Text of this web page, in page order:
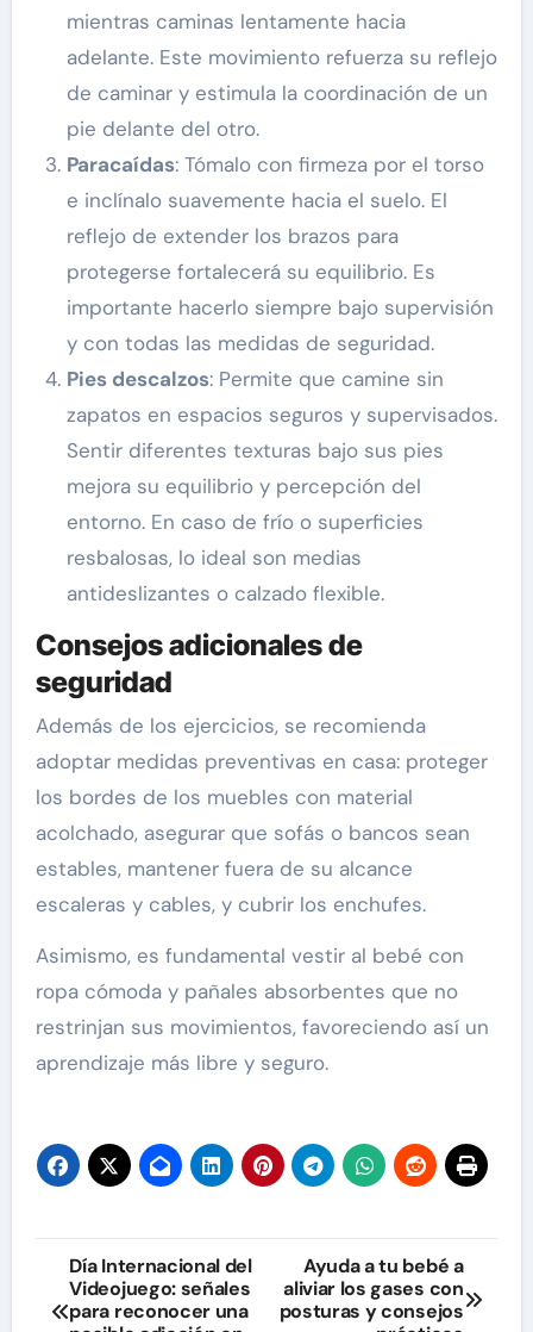
mientras caminas lentamente hacia
adelante. Este movimiento refuerza su reflejo
de caminar y estimula la coordinación de un
pie delante del otro.
Paracaídas: Tómalo con firmeza por el torso
e inclínalo suavemente hacia el suelo. El
reflejo de extender los brazos para
protegerse fortalecerá su equilibrio. Es
importante hacerlo siempre bajo supervisión
y con todas las medidas de seguridad.
Pies descalzos: Permite que camine sin
zapatos en espacios seguros y supervisados.
Sentir diferentes texturas bajo sus pies
mejora su equilibrio y percepción del
entorno. En caso de frío o superficies
resbalosas, lo ideal son medias
antideslizantes o calzado flexible.
Consejos adicionales de
seguridad
Además de los ejercicios, se recomienda
adoptar medidas preventivas en casa: proteger
los bordes de los muebles con material
acolchado, asegurar que sofás o bancos sean
estables, mantener fuera de su alcance
escaleras y cables, y cubrir los enchufes.
Asimismo, es fundamental vestir al bebé con
ropa cómoda y pañales absorbentes que no
restrinjan sus movimientos, favoreciendo así un
aprendizaje más libre y seguro.
Navegación
de
Día Internacional del
Videojuego: señales
para reconocer una
Ayuda a tu bebé a
aliviar los gases con
posturas y consejos